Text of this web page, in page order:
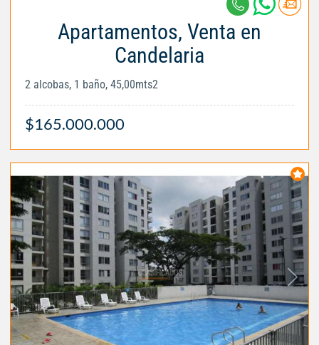
Apartamentos, Venta en
Candelaria
2 alcobas, 1 baño, 45,00mts2
$165.000.000